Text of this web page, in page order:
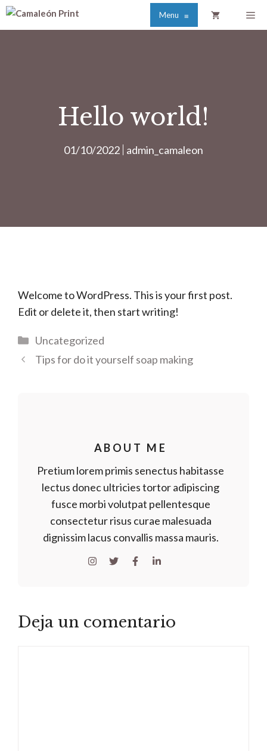
Saltar
Menu ≡
Hello world!
01/10/2022 admin_camaleon
Welcome to WordPress. This is your first post.
Edit or delete it, then start writing!
Categorías
Uncategorized
Tips for do it yourself soap making
ABOUT ME
Pretium lorem primis senectus habitasse
lectus donec ultricies tortor adipiscing
fusce morbi volutpat pellentesque
consectetur risus curae malesuada
dignissim lacus convallis massa mauris.
Deja un comentario